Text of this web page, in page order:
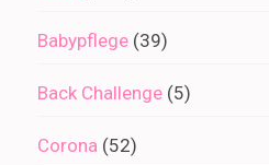
Babypflege (39)
Back Challenge (5)
Corona (52)